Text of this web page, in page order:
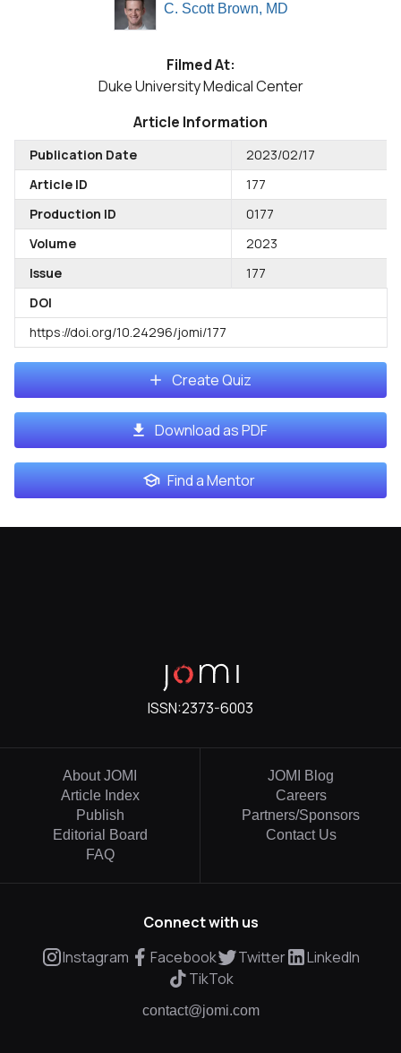
C. Scott Brown, MD
Filmed At:
Duke University Medical Center
Article Information
Publication Date
2023/02/17
Article ID
177
Production ID
0177
Volume
2023
Issue
177
DOI
https://doi.org/10.24296/jomi/177
Create Quiz
Download as PDF
Find a Mentor
ISSN:2373-6003
About JOMI
Article Index
Publish
Editorial Board
FAQ
JOMI Blog
Careers
Partners/Sponsors
Contact Us
Connect with us
Instagram
Facebook Twitter
LinkedIn
TikTok
contact@jomi.com